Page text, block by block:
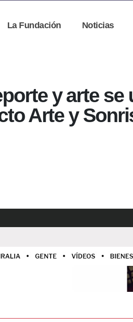
La Fundación Noticias
y arte
Arte y